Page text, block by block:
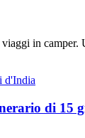
in camper.
di 15